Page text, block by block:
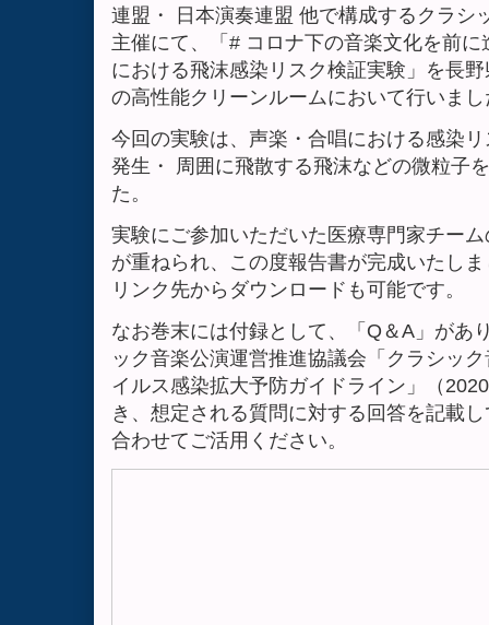
連盟・ 日本演奏連盟 他で構成するクラシ
主催にて、「# コロナ下の音楽文化を前
における飛沫感染リスク検証実験」を長
の高性能クリーンルームにおいて行いま
今回の実験は、声楽・合唱における感染
発生・ 周囲に飛散する飛沫などの微粒子
た。
実験にご参加いただいた医療専門家チー
が重ねられ、この度報告書が完成いたし
リンク先からダウンロードも可能です。
なお巻末には付録として、「Q＆A」があ
ック音楽公演運営推進協議会「クラシッ
イルス感染拡大予防ガイドライン」（
き、想定される質問に対する回答を記載
合わせてご活用ください。